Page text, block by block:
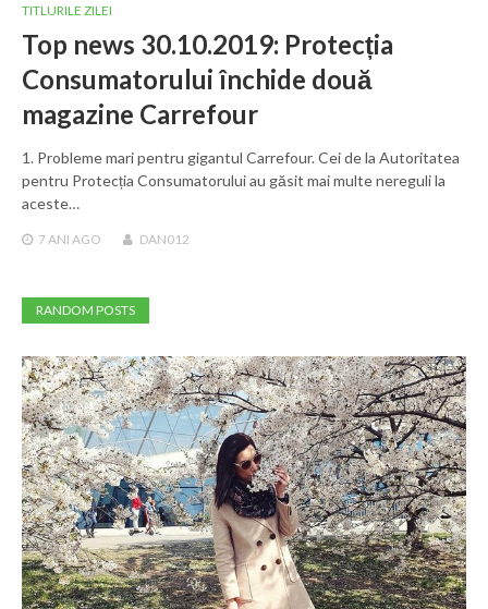
TITLURILE ZILEI
Top news 30.10.2019: Protecția
Consumatorului închide două
magazine Carrefour
1. Probleme mari pentru gigantul Carrefour. Cei de la Autoritatea
pentru Protecția Consumatorului au găsit mai multe nereguli la
aceste…
7 ANI AGO DAN012
RANDOM POSTS